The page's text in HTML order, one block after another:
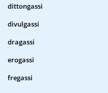
dittongassi
divulgassi
dragassi
erogassi
fregassi